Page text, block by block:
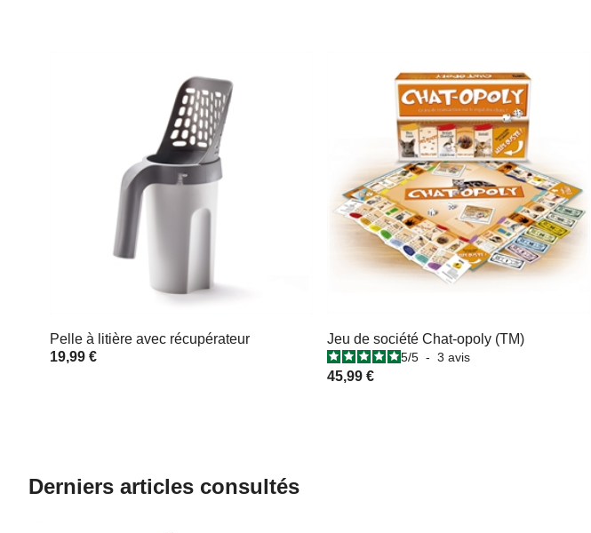
Pelle à litière avec récupérateur
19,99 €
Jeu de société Chat-opoly (TM)
5/5 - 3 avis
45,99 €
Derniers articles consultés